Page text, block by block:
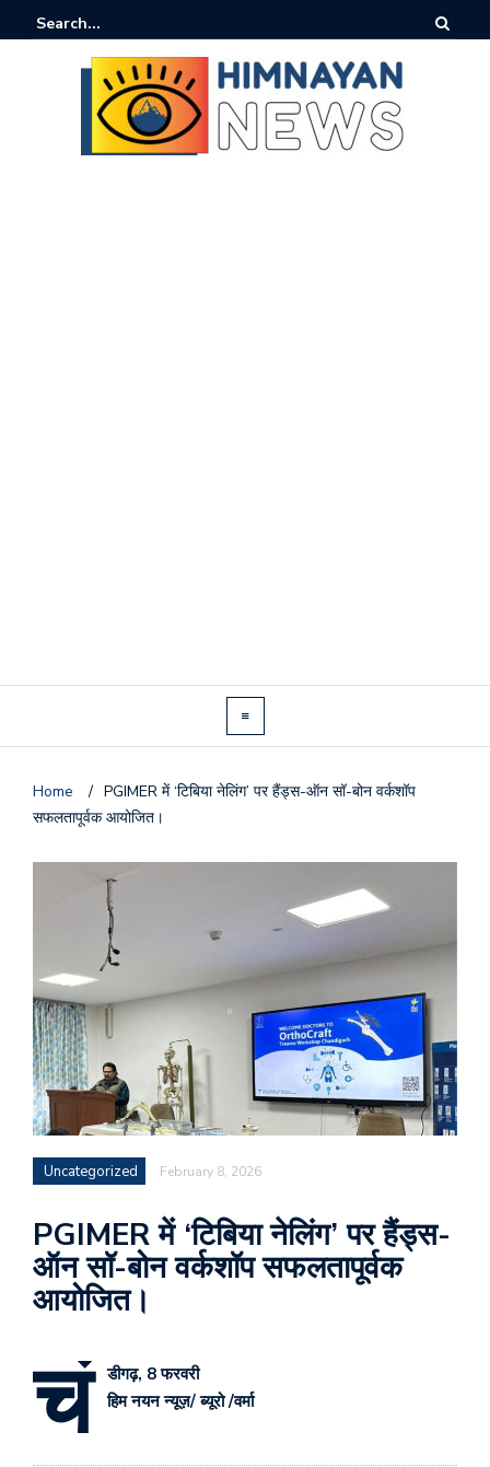
Home / PGIMER में ‘टिबिया नेलिंग’ पर हैंड्स-ऑन सॉ-बोन वर्कशॉप
सफलतापूर्वक आयोजित।
Uncategorized February 8, 2026
PGIMER में ‘टिबिया नेलिंग’ पर हैंड्स-
ऑन सॉ-बोन वर्कशॉप सफलतापूर्वक
आयोजित।
चं
डीगढ़, 8 फरवरी
हिम नयन न्यूज़/ ब्यूरो /वर्मा